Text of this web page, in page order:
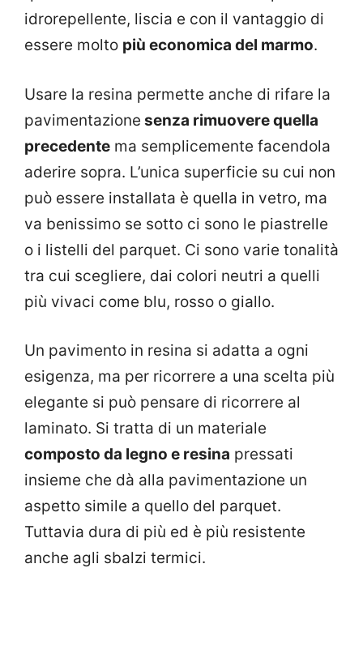
idrorepellente, liscia e con il vantaggio di
essere molto più economica del marmo.
Usare la resina permette anche di rifare la
pavimentazione senza rimuovere quella
precedente ma semplicemente facendola
aderire sopra. L’unica superficie su cui non
può essere installata è quella in vetro, ma
va benissimo se sotto ci sono le piastrelle
o i listelli del parquet. Ci sono varie tonalità
tra cui scegliere, dai colori neutri a quelli
più vivaci come blu, rosso o giallo.
Un pavimento in resina si adatta a ogni
esigenza, ma per ricorrere a una scelta più
elegante si può pensare di ricorrere al
laminato. Si tratta di un materiale
composto da legno e resina pressati
insieme che dà alla pavimentazione un
aspetto simile a quello del parquet.
Tuttavia dura di più ed è più resistente
anche agli sbalzi termici.